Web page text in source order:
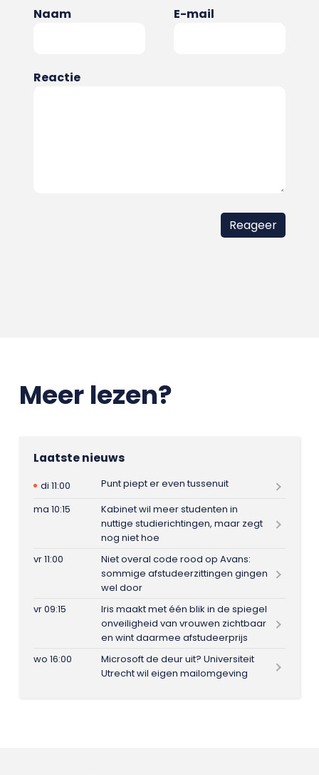
Naam E-mail
Reactie
Meer lezen?
Laatste nieuws
di 11:00
Punt piept er even tussenuit
ma 10:15
Kabinet wil meer studenten in
nuttige studierichtingen, maar zegt
nog niet hoe
vr 11:00
Niet overal code rood op Avans:
sommige afstudeerzittingen gingen
wel door
vr 09:15
Iris maakt met één blik in de spiegel
onveiligheid van vrouwen zichtbaar
en wint daarmee afstudeerprijs
wo 16:00
Microsoft de deur uit? Universiteit
Utrecht wil eigen mailomgeving